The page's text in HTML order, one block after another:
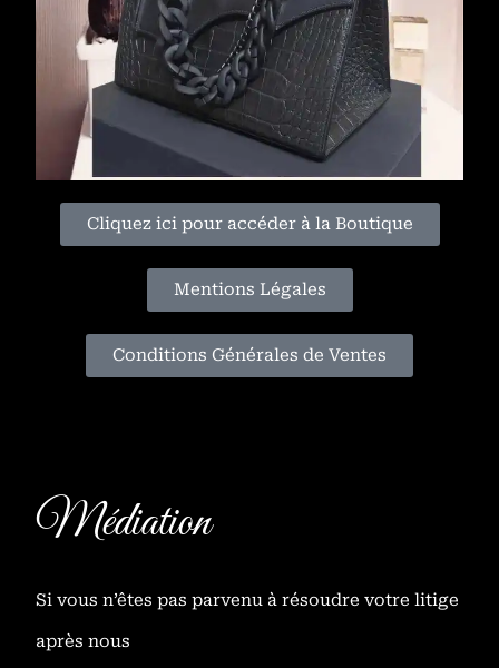
Cliquez ici pour accéder à la Boutique
Mentions Légales
Conditions Générales de Ventes
Médiation
Si vous n’êtes pas parvenu à résoudre votre litige
après nous